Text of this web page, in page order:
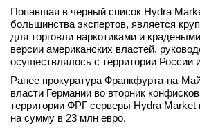
Попавшая в черный список Hydra
большинства экспертов, является
для торговли наркотиками и
версии американских властей,
осуществлялось с территории России
Ранее прокуратура Франкфурта-на-
власти Германии во вторник
территории ФРГ серверы Hydra Market
на сумму в 23 млн евро.